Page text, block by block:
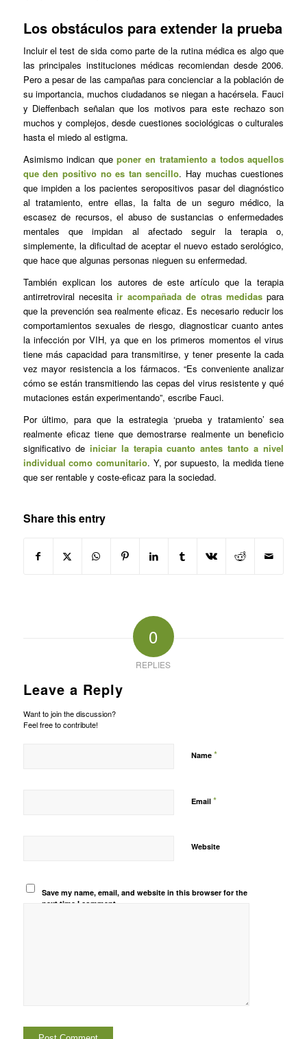
Los obstáculos para extender la prueba
Incluir el test de sida como parte de la rutina médica es algo que
las principales instituciones médicas recomiendan desde 2006.
Pero a pesar de las campañas para concienciar a la población de
su importancia, muchos ciudadanos se niegan a hacérsela. Fauci
y Dieffenbach señalan que los motivos para este rechazo son
muchos y complejos, desde cuestiones sociológicas o culturales
hasta el miedo al estigma.
Asimismo indican queponer en tratamiento a todos aquellos
que den positivo no es tan sencillo. Hay muchas cuestiones
que impiden a los pacientes seropositivos pasar del diagnóstico
al tratamiento, entre ellas, la falta de un seguro médico, la
escasez de recursos, el abuso de sustancias o enfermedades
mentales que impidan al afectado seguir la terapia o,
simplemente, la dificultad de aceptar el nuevo estado serológico,
que hace que algunas personas nieguen su enfermedad.
También explican los autores de este artículo que la terapia
antirretroviral necesitair acompañada de otras medidas para
que la prevención sea realmente eficaz. Es necesario reducir los
comportamientos sexuales de riesgo, diagnosticar cuanto antes
la infección por VIH, ya que en los primeros momentos el virus
tiene más capacidad para transmitirse, y tener presente la cada
vez mayor resistencia a los fármacos. “Es conveniente analizar
cómo se están transmitiendo las cepas del virus resistente y qué
mutaciones están experimentando”, escribe Fauci.
Por último, para que la estrategia ‘prueba y tratamiento’ sea
realmente eficaz tiene que demostrarse realmente un beneficio
significativo de iniciar la terapia cuanto antes tanto a nivel
individual como comunitario. Y, por supuesto, la medida tiene
que ser rentable y coste-eficaz para la sociedad.
Share this entry
0
REPLIES
Leave a Reply
Want to join the discussion?
Feel free to contribute!
Name *
Email *
Website
Save my name, email, and website in this browser for the
next time I comment.